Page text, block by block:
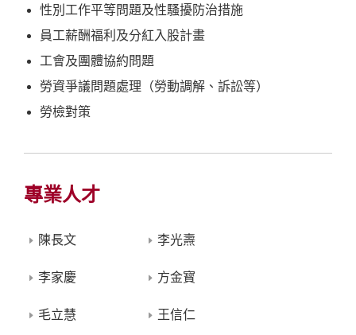
性別工作平等問題及性騷擾防治措施
員工薪酬福利及分紅入股計畫
工會及團體協約問題
勞資爭議問題處理（勞動調解、訴訟等）
勞檢對策
專業人才
陳長文 李光燾
李家慶 方金寳
毛立慧 王信仁